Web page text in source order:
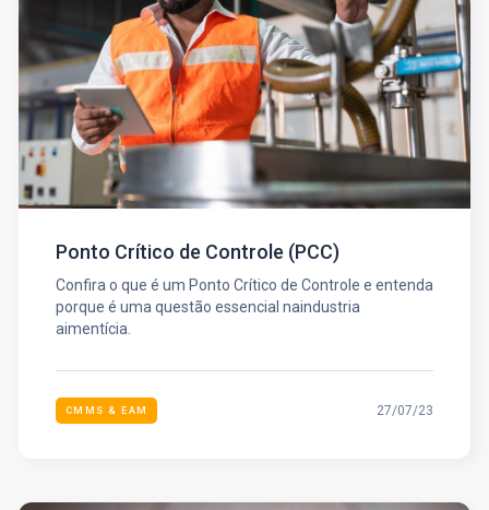
Ponto Crítico de Controle (PCC)
Confira o que é um Ponto Crítico de Controle e entenda
porque é uma questão essencial naindustria
aimentícia.
CMMS & EAM 27/07/23